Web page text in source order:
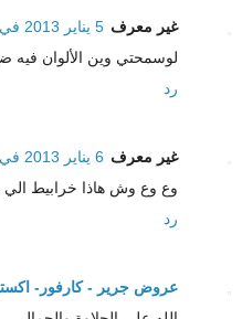
غير معرف 5 يناير 2013 في 11:34 م
لوسمحتي وين الألوان فيه
رد
غير معرف 6 يناير 2013 في 12:02 ص
وع وع وش هاذا خرابيط
رد
عروض جرير - كارفور-